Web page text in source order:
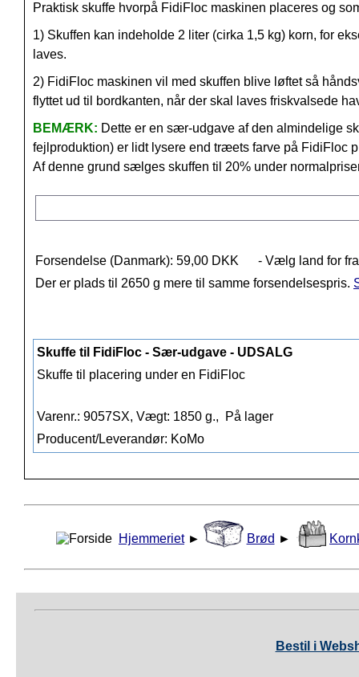
Praktisk skuffe hvorpå FidiFloc maskinen placeres og
1) Skuffen kan indeholde 2 liter (cirka 1,5 kg) korn, for
laves.
2) FidiFloc maskinen vil med skuffen blive løftet så
flyttet ud til bordkanten, når der skal laves friskvalsede
BEMÆRK: Dette er en sær-udgave af den almindelige
fejlproduktion) er lidt lysere end træets farve på FidiFloc
Af denne grund sælges skuffen til 20% under
Forsendelse (Danmark): 59,00 DKK
- Vælg land for
Der er plads til 2650 g mere til samme forsendelsespris.
Skuffe til FidiFloc - Sær-udgave - UDSALG
Skuffe til placering under en FidiFloc
Varenr.: 9057SX, Vægt: 1850 g.,
På lager
Producent/Leverandør: KoMo
Hjemmeriet ► Brød ►
Bestil i